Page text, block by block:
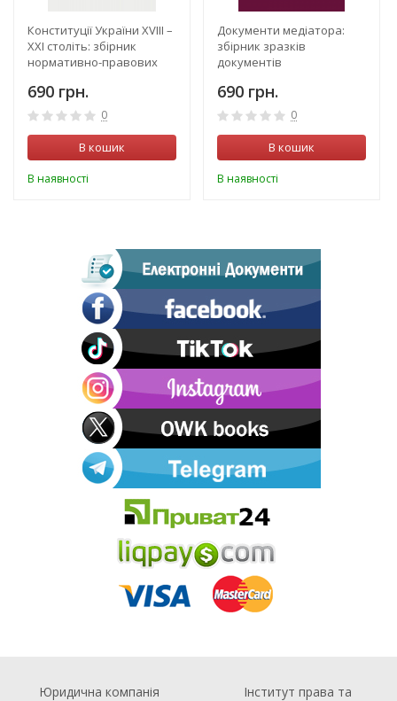
Конституції України ХVIIІ –
ХХІ століть: збірник
нормативно-правових
690 грн.
0
В кошик
В наявності
Документи медіатора:
збірник зразків
документів
690 грн.
0
В кошик
В наявності
Юридична компанія
Інститут права та